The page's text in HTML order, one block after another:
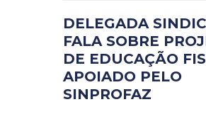
DELEGADA
FALA SOBRE
DE EDUCAÇÃO
APOIADO PELO
SINPROFAZ